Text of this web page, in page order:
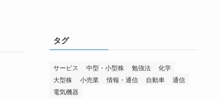
タグ
サービス 中型・小型株 勉強法
化学
大型株
小売業 情報・通信 自動車
通信
電気機器